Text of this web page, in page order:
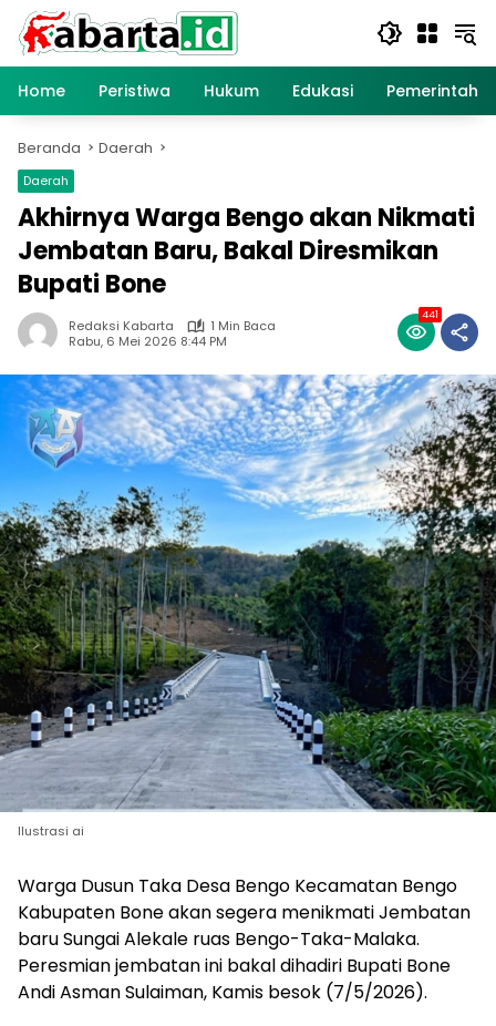
Langsung
konten
Home
Peristiwa Hukum Edukasi
Beranda Daerah
Daerah
Akhirnya Warga Bengo akan Nikmati
Jembatan Baru, Bakal Diresmikan
Bupati Bone
Redaksi Kabarta
1 Min Baca
Rabu, 6 Mei 2026 8:44 PM
441
Ilustrasi ai
Warga Dusun Taka Desa Bengo Kecamatan Bengo
Kabupaten Bone akan segera menikmati Jembatan
baru Sungai Alekale ruas Bengo-Taka-Malaka.
Peresmian jembatan ini bakal dihadiri Bupati Bone
Andi Asman Sulaiman, Kamis besok (7/5/2026).